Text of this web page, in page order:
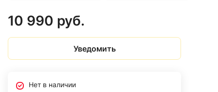
10 990 руб.
Уведомить
Нет в наличии